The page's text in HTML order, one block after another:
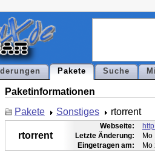
Pakete Suche
Paketinformationen
Pakete
Sonstiges rtorrent
rtorrent
Webseite:
Letzte Änderung:
Mo
Eingetragen am:
Mo